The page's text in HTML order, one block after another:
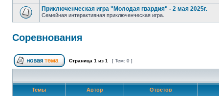
Приключенческая игра "Молодая гвардия" - 2 мая 2025г.
Семейная интерактивная приключенческая игра.
Соревнования
Страница 1 из 1 [ Тем: 0 ]
Темы Автор Ответов